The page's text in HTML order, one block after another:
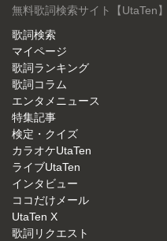
無料歌詞検索サイト【UtaTen】
歌詞検索
マイページ
歌詞ランキング
歌詞コラム
エンタメニュース
特集記事
検定・クイズ
カラオケUtaTen
ライブUtaTen
インタビュー
ココだけメール
UtaTen X
歌詞リクエスト